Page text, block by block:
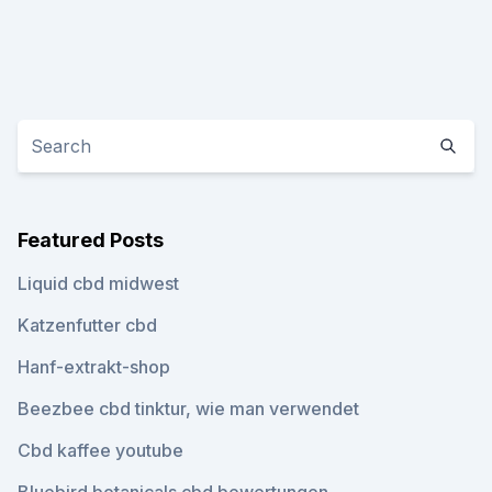
Featured Posts
Liquid cbd midwest
Katzenfutter cbd
Hanf-extrakt-shop
Beezbee cbd tinktur, wie man verwendet
Cbd kaffee youtube